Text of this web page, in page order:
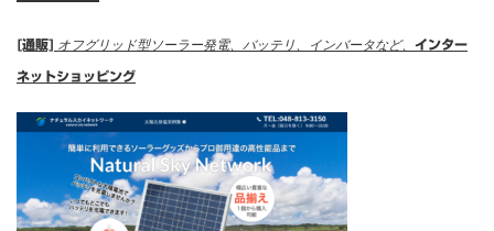
[通販] オフグリッド型ソーラー発電、バッテリ、インバータなど、 インター
ネットショッピング